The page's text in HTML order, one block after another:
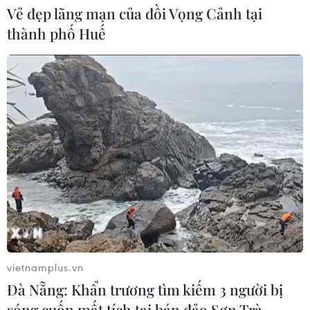
Đề xuất hơn 65.500 tỷ đồng đầu tư
Dự án đường cao tốc nối Lai Châu-
Lào Cai
08/08/2026 08:45
Vùng 3 Hải quân cứu thành công 1
nạn nhân bị sóng cuốn tại Mũi Nghê
08/08/2026 08:43
Điều bình dị "xây" thành phố Cảng
thịnh vượng, bền vững
Vẻ đẹp lãng mạn của đồi Vọng Cảnh tại
thành phố Huế
vietnamplus.vn
Đà Nẵng: Khẩn trương tìm kiếm 3 người bị